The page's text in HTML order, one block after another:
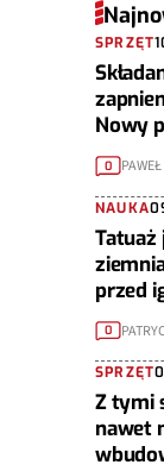
SPRZĘT
Nowy
0
NAUKA
Tatuaż
przed
0
SPRZĘT
Z tymi
nawet